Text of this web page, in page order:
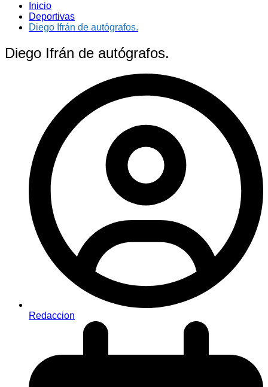
Inicio
Deportivas
Diego Ifrán de autógrafos.
Diego Ifrán de autógrafos.
Redaccion